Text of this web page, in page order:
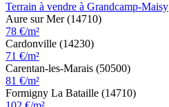
Terrain à vendre à Grandcamp-Maisy
Aure sur Mer (14710)
78 €/m²
Cardonville (14230)
71 €/m²
Carentan-les-Marais (50500)
81 €/m²
Formigny La Bataille (14710)